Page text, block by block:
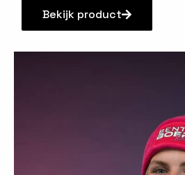
Bekijk product